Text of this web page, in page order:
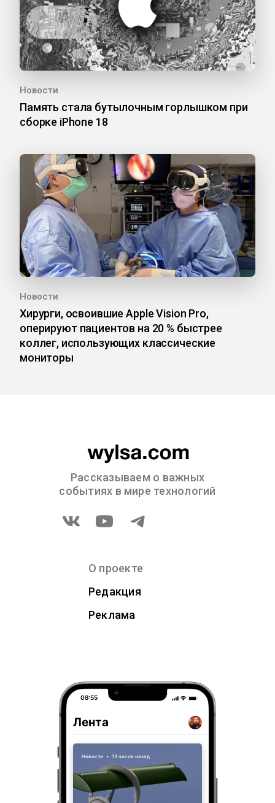
Новости
Память стала бутылочным горлышком при
сборке iPhone 18
Новости
Хирурги, освоившие Apple Vision Pro,
оперируют пациентов на 20 % быстрее
коллег, использующих классические
мониторы
Рассказываем о важных
событиях в мире технологий
О проекте
Редакция
Реклама
08:55
Лента
Новости • 13 часов назад